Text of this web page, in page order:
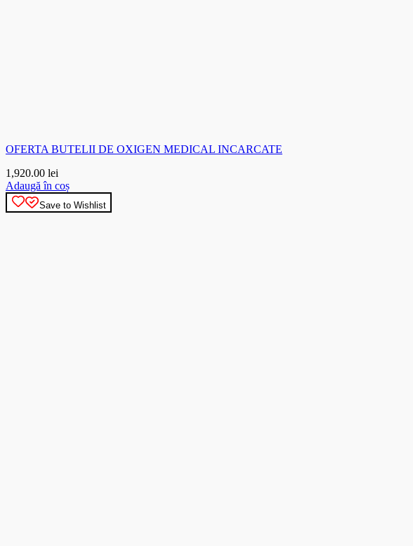
OFERTA BUTELII DE OXIGEN MEDICAL INCARCATE
1,920.00 lei
Adaugă în coș
Save to Wishlist